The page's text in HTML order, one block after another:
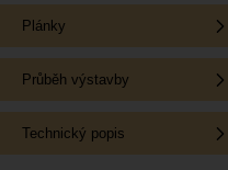
Plánky
Průběh výstavby
Technický popis